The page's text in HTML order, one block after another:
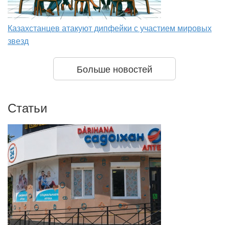
Казахстанцев атакуют дипфейки с участием мировых
звезд
Больше новостей
Статьи